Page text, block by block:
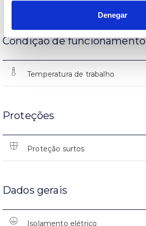
Denegar
Condição de funcionamento
Temperatura de trabalho
Proteções
Proteção surtos
Dados gerais
Isolamento elétrico